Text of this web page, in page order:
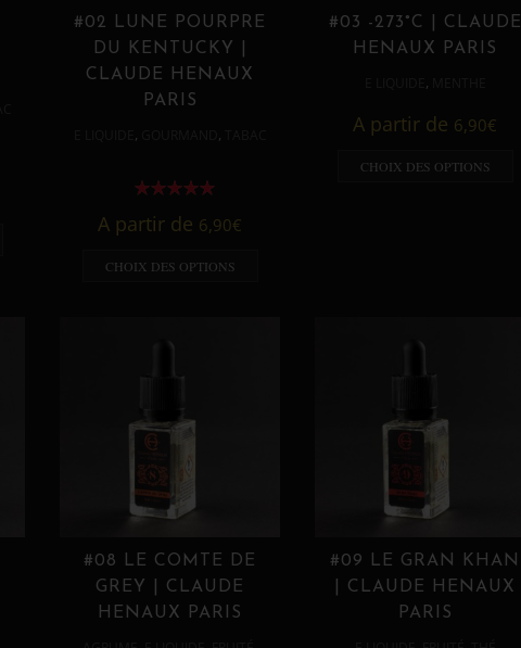
#02 LUNE POURPRE
DU KENTUCKY |
CLAUDE HENAUX
PARIS
, ,
A partir de 6,90€
CHOIX DES OPTIONS
#03 -273°C | CLAUDE
HENAUX PARIS
,
A partir de 6,90€
CHOIX DES OPTIONS
#08 LE COMTE DE
GREY | CLAUDE
HENAUX PARIS
#09 LE GRAN KHAN
| CLAUDE HENAUX
PARIS